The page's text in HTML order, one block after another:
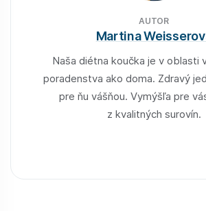
AUTOR
Martina
Naša diétna koučka je v oblasti
poradenstva ako doma. Zdravý
pre ňu vášňou. Vymýšľa pre
z kvalitných surovín.